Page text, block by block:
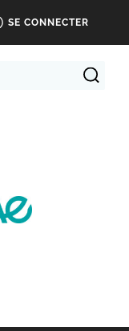
SE CONNECTER